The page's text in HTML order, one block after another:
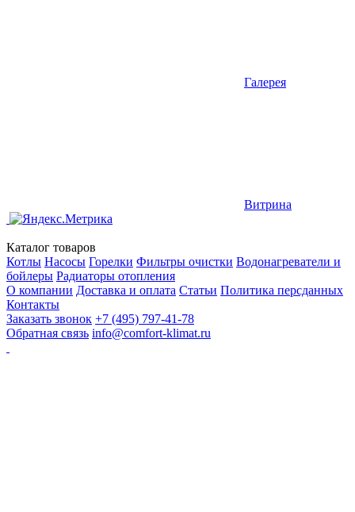
Галерея
Витрина
Каталог товаров
Котлы Насосы Горелки Фильтры очистки Водонагреватели и
бойлеры Радиаторы отопления
О компании Доставка и оплата Статьи Политика персданных
Контакты
Заказать звонок +7 (495) 797-41-78
Обратная связь info@comfort-klimat.ru